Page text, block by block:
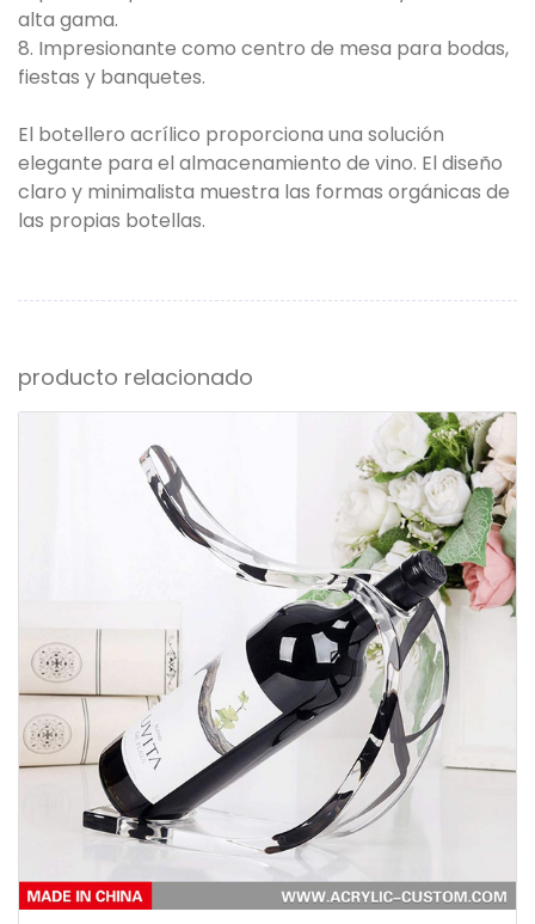
alta gama.
8. Impresionante como centro de mesa para bodas,
fiestas y banquetes.
El botellero acrílico proporciona una solución
elegante para el almacenamiento de vino. El diseño
claro y minimalista muestra las formas orgánicas de
las propias botellas.
producto relacionado